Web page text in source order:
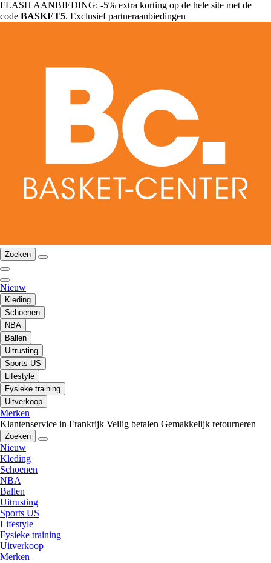
FLASH AANBIEDING: -5% extra korting op de hele site met de
code BASKET5. Exclusief partneraanbiedingen
Zoeken
Nieuw
Kleding
Schoenen
NBA
Ballen
Uitrusting
Sports US
Lifestyle
Fysieke training
Uitverkoop
Merken
Klantenservice in Frankrijk Veilig betalen Gemakkelijk retourneren
Zoeken
Nieuw
Kleding
Schoenen
NBA
Ballen
Uitrusting
Sports US
Lifestyle
Fysieke training
Uitverkoop
Merken